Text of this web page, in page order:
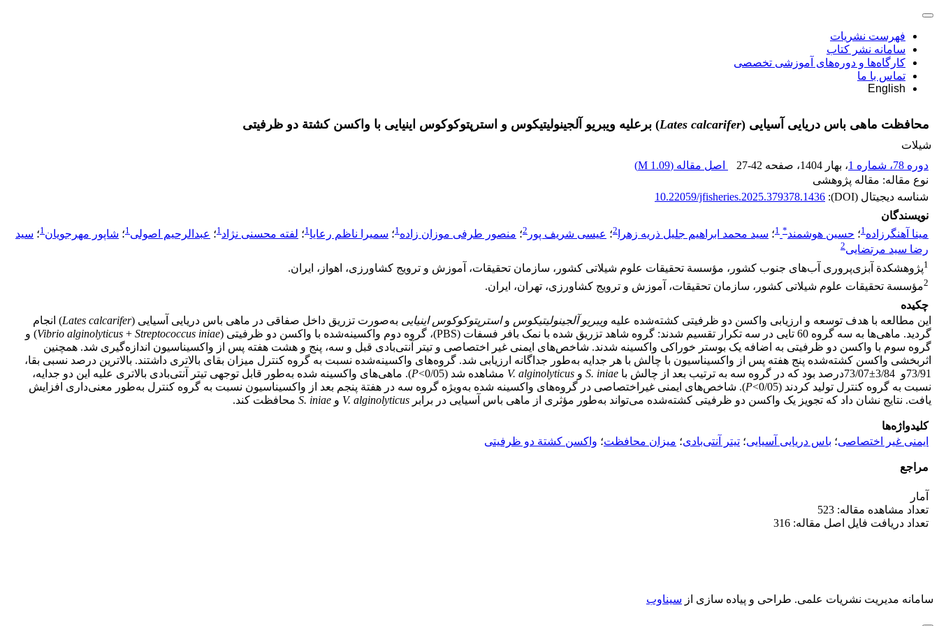
فهرست نشریات
سامانه نشر کتاب
کارگاه‌ها و دوره‌های آموزشی تخصصی
تماس با ما
English
محافظت ماهی باس دریایی آسیایی (Lates calcarifer) برعلیه ویبریو آلجینولیتیکوس و استرپتوکوکوس اینیایی با واکسن کشتة دو ظرفیتی
شیلات
دوره 78، شماره 1
، بهار 1404 ، صفحه 27-42 اصل مقاله (1.09 M
)
نوع مقاله: مقاله پژوهشی
شناسه دیجیتال (DOI):
10.22059/jfisheries.2025.379378.1436
نویسندگان
مینا آهنگرزاده1؛ حسین هوشمند*
1؛ سید محمد ابراهیم جلیل ذریه زهرا 2؛ عیسی شریف پور 2؛ منصور طرفی موزان زاده1؛ سمیرا ناظم رعایا1؛ لفته محسنی نژاد1؛ عبدالرحیم اصولی1؛ شاپور مهرجویان1؛ سید
رضا سید مرتضایی2
1پژوهشکدة آبزی‌پروری آب‌های جنوب کشور، مؤسسة تحقیقات علوم شیلاتی کشور، سازمان تحقیقات، آموزش و ترویج کشاورزی، اهواز، ایران.
2مؤسسة تحقیقات علوم شیلاتی کشور، سازمان تحقیقات، آموزش و ترویج کشاورزی، تهران، ایران.
چکیده
این مطالعه با هدف توسعه و ارزیابی واکسن دو ظرفیتی کشته‌شده علیه ویبریو آلجینولیتیکوس واسترپتوکوکوس اینیایی به‌صورت تزریق داخل صفاقی در ماهی باس دریایی آسیایی (Lates calcarifer) انجام
گردید. ماهی‌ها به سه گروه 60 تایی در سه تکرار تقسیم شدند: گروه شاهد تزریق شده با نمک بافر فسفات (PBS)، گروه دوم واکسینه‌شده با واکسن دو ظرفیتی (
Vibrio alginolyticus + Streptococcus iniae
) و
گروه سوم با واکسن دو ظرفیتی به اضافه یک بوستر خوراکی واکسینه شدند. شاخص‌های ایمنی غیر اختصاصی و تیتر آنتی‌بادی قبل و سه، پنج و هشت هفته پس از واکسیناسیون اندازه‌گیری شد. همچنین
اثربخشی واکسن کشته‌شده پنج هفته پس از واکسیناسیون با چالش با هر جدایه به‌طور جداگانه ارزیابی شد. گروه‌های واکسینه‌شده نسبت به گروه کنترل میزان بقای بالاتری داشتند. بالاترین درصد نسبی بقا،
73/91و 3/84±73/07درصد بود که در گروه سه به ترتیب بعد از چالش با
S. iniae و V. alginolyticus مشاهده شد (0/05> P). ماهی‌های واکسینه شده به‌طور قابل توجهی تیتر آنتی‌بادی بالاتری علیه این دو جدایه،
نسبت به گروه کنترل تولید کردند (0/05>
P). شاخص‌های ایمنی غیراختصاصی در گروه‌های واکسینه ‌شده به‌ویژه گروه سه در هفتة پنجم بعد از واکسیناسیون نسبت به گروه کنترل به‌طور معنی‌داری افزایش
یافت. نتایج نشان داد که تجویز یک واکسن دو ظرفیتی کشته‌شده می‌تواند به‌طور مؤثری از ماهی باس آسیایی در برابر V. alginolyticus و S. iniae محافظت کند.
کلیدواژه‌ها
ایمنی غیر اختصاصی؛ باس دریایی آسیایی؛ تیتر آنتی‌بادی؛ میزان محافظت؛ واکسن کشتة دو ظرفیتی
مراجع
آمار
تعداد مشاهده مقاله: 523
تعداد دریافت فایل اصل مقاله: 316
سامانه مدیریت نشریات علمی. طراحی و پیاده سازی از سیناوب